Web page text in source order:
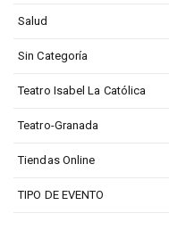
Salud
Sin Categoría
Teatro Isabel La Católica
Teatro-Granada
Tiendas Online
TIPO DE EVENTO